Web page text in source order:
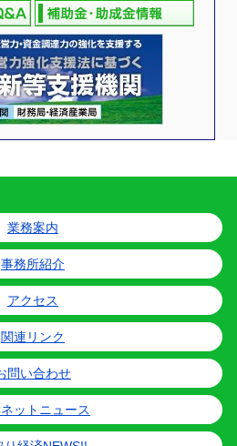
業務案内
事務所紹介
アクセス
関連リンク
問い合わせ
ットニュース